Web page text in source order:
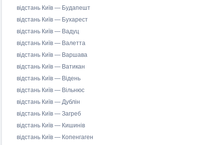
відстань Київ — Будапешт
відстань Київ — Бухарест
відстань Київ — Вадуц
відстань Київ — Валетта
відстань Київ — Варшава
відстань Київ — Ватикан
відстань Київ — Відень
відстань Київ — Вільнюс
відстань Київ — Дублін
відстань Київ — Загреб
відстань Київ — Кишинів
відстань Київ — Копенгаген